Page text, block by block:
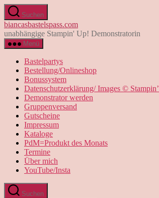
Direkt
zum
Inhalt
wechseln
Suchen
biancasbastelspass.com
unabhängige Stampin' Up! Demonstratorin
Menü
Bastelpartys
Bestellung/Onlineshop
Bonussystem
Datenschutzerklärung/ Images ©
Demonstrator werden
Gruppenversand
Gutscheine
Impressum
Kataloge
PdM=Produkt des Monats
Termine
Über mich
YouTube/Insta
Suchen